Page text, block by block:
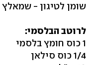
שומן לטיגון -
לרוטב הבלסמי:
1 כוס חומץ בלסמי
1/4 כוס סילאן